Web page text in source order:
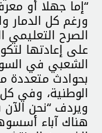
“إما جهلا أو
ورغم كل الدمار
الصرح التعليمي
على إعادتها
الشعبي في
بحوادث متعددة
الوطنية، وفي
ويردف “نحن
هناك آباء